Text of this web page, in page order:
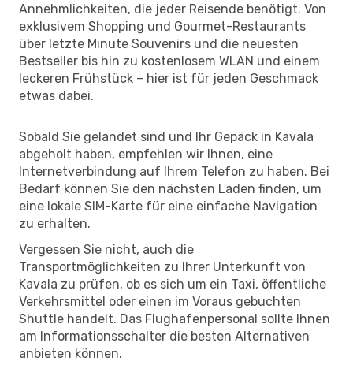
Annehmlichkeiten, die jeder Reisende benötigt. Von
exklusivem Shopping und Gourmet-Restaurants
über letzte Minute Souvenirs und die neuesten
Bestseller bis hin zu kostenlosem WLAN und einem
leckeren Frühstück – hier ist für jeden Geschmack
etwas dabei.
Sobald Sie gelandet sind und Ihr Gepäck in Kavala
abgeholt haben, empfehlen wir Ihnen, eine
Internetverbindung auf Ihrem Telefon zu haben. Bei
Bedarf können Sie den nächsten Laden finden, um
eine lokale SIM-Karte für eine einfache Navigation
zu erhalten.
Vergessen Sie nicht, auch die
Transportmöglichkeiten zu Ihrer Unterkunft von
Kavala zu prüfen, ob es sich um ein Taxi, öffentliche
Verkehrsmittel oder einen im Voraus gebuchten
Shuttle handelt. Das Flughafenpersonal sollte Ihnen
am Informationsschalter die besten Alternativen
anbieten können.